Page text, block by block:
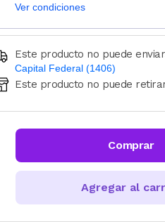
Ver condiciones
Este producto no puede
Capital Federal (1406)
Ingresá código postal (sólo
Este producto no puede
Comprar
Agregar al